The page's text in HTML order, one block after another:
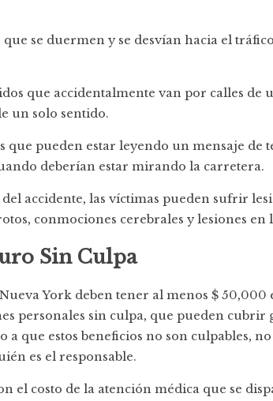
se duermen y se desvían hacia el
que accidentalmente van por calles de
un solo sentido.
que pueden estar leyendo un mensaje de
deberían estar mirando la carretera.
accidente, las víctimas pueden sufrir
conmociones cerebrales y lesiones en
Sin Culpa
York deben tener al menos $ 50,000
personales sin culpa, que pueden cubrir
a que estos beneficios no son culpables,
es el responsable.
el costo de la atención médica que se